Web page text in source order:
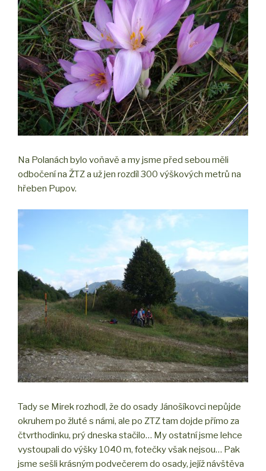
Na Polanách bylo voňavě a my jsme před sebou měli
odbočení na ŽTZ a už jen rozdíl 300 výškových metrů na
hřeben Pupov.
Tady se Mirek rozhodl, že do osady Jánošíkovci nepůjde
okruhem po žluté s námi, ale po ZTZ tam dojde přímo za
čtvrthodinku, prý dneska stačilo… My ostatní jsme lehce
vystoupali do výšky 1040 m, fotečky však nejsou… Pak
jsme sešli krásným podvečerem do osady, jejíž návštěva